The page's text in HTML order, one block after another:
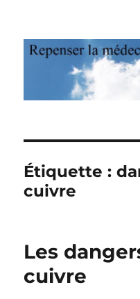
Repenser la
Étiquette :
cuivre
Les
cuivre